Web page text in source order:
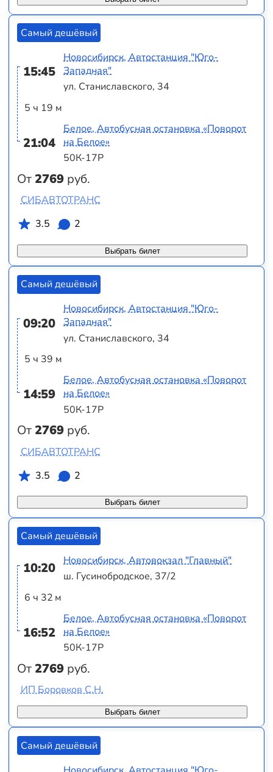
Самый дешёвый
15:45
5 ч 19 м
21:04
От2769 руб.
Новосибирск, Автостанция "Юго-
Западная"
ул. Станиславского, 34
Белое, Автобусная остановка «Поворот
на Белое»
50К-17Р
Выбрать билет
СИБАВТОТРАНС
3.5
2
Самый дешёвый
09:20
5 ч 39 м
14:59
От2769 руб.
Новосибирск, Автостанция "Юго-
Западная"
ул. Станиславского, 34
Белое, Автобусная остановка «Поворот
на Белое»
50К-17Р
Выбрать билет
СИБАВТОТРАНС
3.5
2
Самый дешёвый
10:20
6 ч 32 м
16:52
От2769 руб.
Новосибирск, Автовокзал "Главный"
ш. Гусинобродское, 37/2
Белое, Автобусная остановка «Поворот
на Белое»
50К-17Р
Выбрать билет
ИП Боровков С.Н.
Самый дешёвый